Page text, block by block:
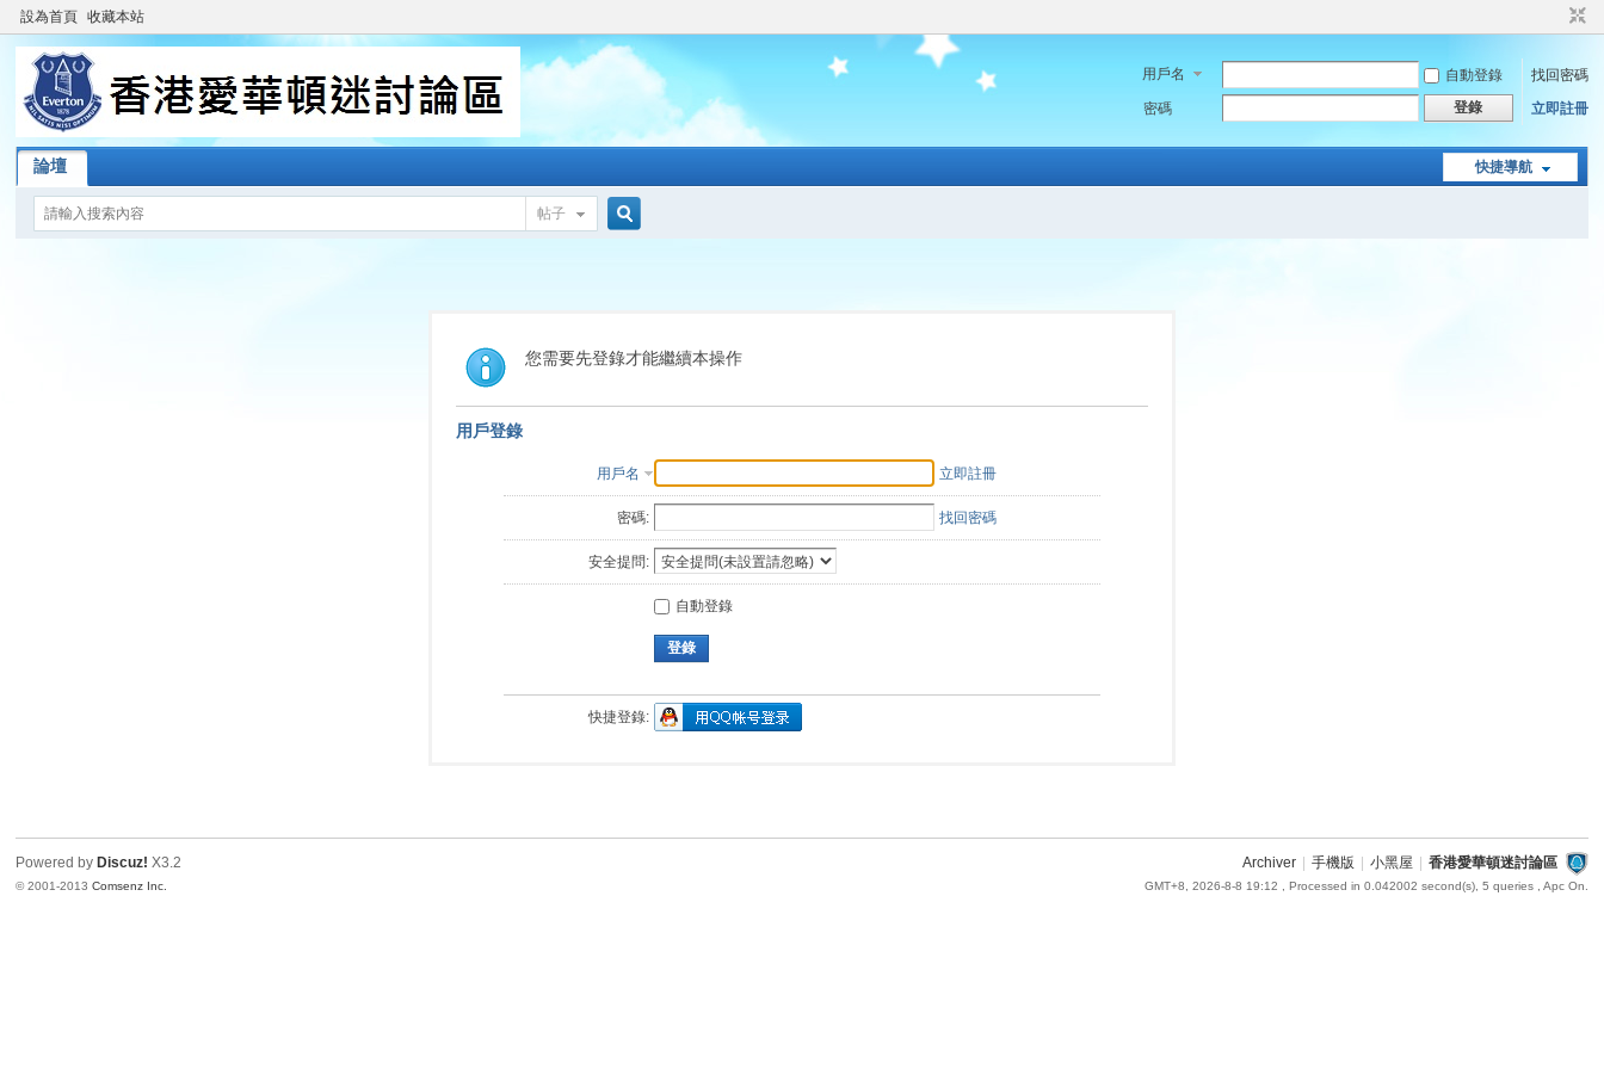
設為首頁 收藏本站
用戶名 自動登錄
找回密碼
密碼
登錄 立即註冊
快捷導航
論壇
帖子
索
您需要先登錄才能繼續本操作
用戶登錄
用戶名 立即註冊
密碼: 找回密碼
安全提問:
自動登錄
登錄
快捷登錄:
Archiver 手機版 小黑屋 香港愛華頓迷討論區
GMT+8, 2026-8-8 19:12 , Processed in 0.042002 second(s), 5 queries , Apc On.
Powered by Discuz! X3.2
© 2001-2013Comsenz Inc.